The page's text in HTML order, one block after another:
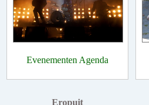
Evenementen Agenda
Eropuit